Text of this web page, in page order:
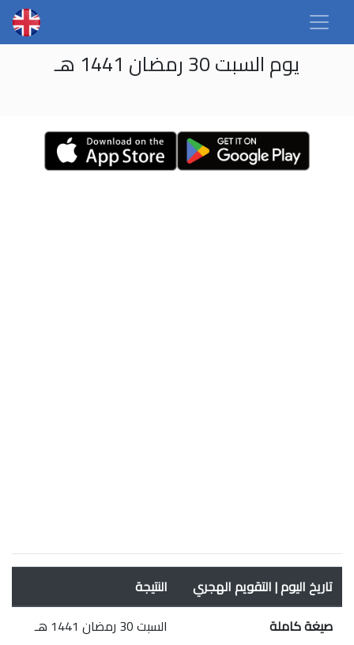
يوم السبت 30 رمضان 1441 هـ
تاريخ اليوم | التقويم الهجري
النتيجة
صيغة كاملة
السبت 30 رمضان 1441 هـ